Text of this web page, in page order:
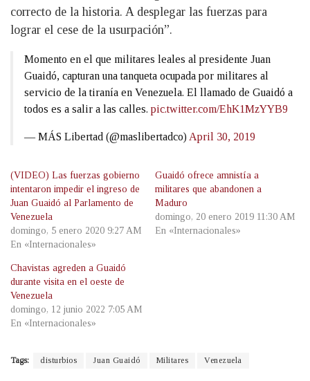
correcto de la historia. A desplegar las fuerzas para
lograr el cese de la usurpación”.
Momento en el que militares leales al presidente Juan
Guaidó, capturan una tanqueta ocupada por militares al
servicio de la tiranía en Venezuela. El llamado de Guaidó a
todos es a salir a las calles. pic.twitter.com/EhK1MzYYB9
— MÁS Libertad (@maslibertadco) April 30, 2019
(VIDEO) Las fuerzas gobierno
intentaron impedir el ingreso de
Juan Guaidó al Parlamento de
Venezuela
domingo, 5 enero 2020 9:27 AM
En «Internacionales»
Guaidó ofrece amnistía a
militares que abandonen a
Maduro
domingo, 20 enero 2019 11:30 AM
En «Internacionales»
Chavistas agreden a Guaidó
durante visita en el oeste de
Venezuela
domingo, 12 junio 2022 7:05 AM
En «Internacionales»
Tags: disturbios Juan Guaidó Militares Venezuela